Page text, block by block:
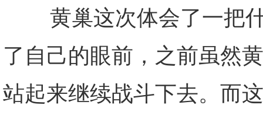
黄巢这次体会了一把什
了自己的眼前，之前虽然
站起来继续战斗下去。而